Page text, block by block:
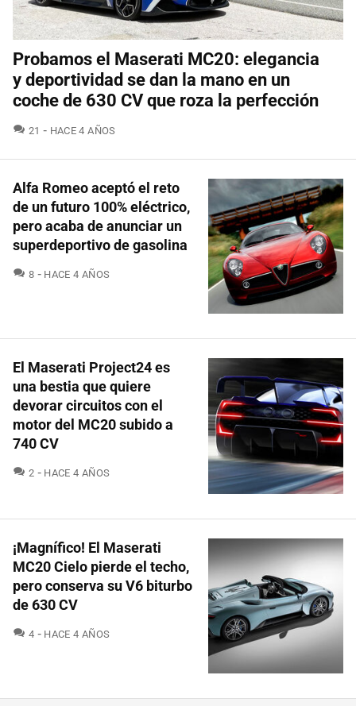
Probamos el Maserati MC20: elegancia
y deportividad se dan la mano en un
coche de 630 CV que roza la perfección
21 COMENTARIOS
HACE 4 AÑOS
Alfa Romeo aceptó el reto
de un futuro 100% eléctrico,
pero acaba de anunciar un
superdeportivo de gasolina
8 COMENTARIOS
HACE 4 AÑOS
El Maserati Project24 es
una bestia que quiere
devorar circuitos con el
motor del MC20 subido a
740 CV
2 COMENTARIOS
HACE 4 AÑOS
¡Magnífico! El Maserati
MC20 Cielo pierde el techo,
pero conserva su V6 biturbo
de 630 CV
4 COMENTARIOS
HACE 4 AÑOS